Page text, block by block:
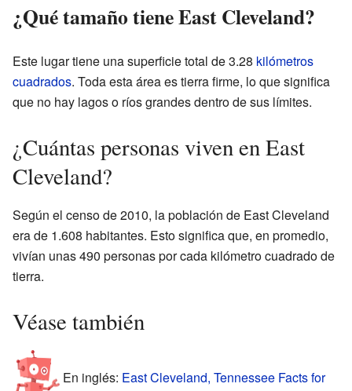
¿Qué tamaño tiene East Cleveland?
Este lugar tiene una superficie total de 3.28 kilómetros
cuadrados. Toda esta área es tierra firme, lo que significa
que no hay lagos o ríos grandes dentro de sus límites.
¿Cuántas personas viven en East
Cleveland?
Según el censo de 2010, la población de East Cleveland
era de 1.608 habitantes. Esto significa que, en promedio,
vivían unas 490 personas por cada kilómetro cuadrado de
tierra.
Véase también
En inglés: East Cleveland, Tennessee Facts for